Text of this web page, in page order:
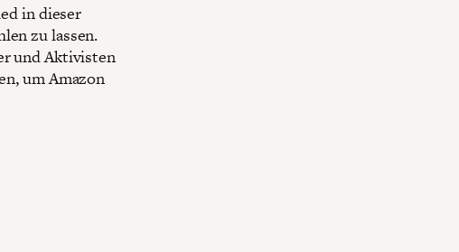
in dieser
zu lassen.
und Aktivisten
um Amazon